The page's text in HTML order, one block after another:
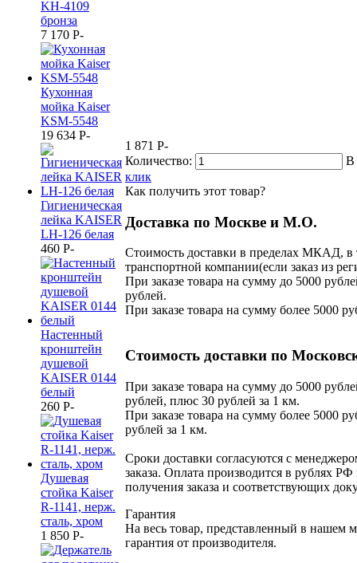
KH-4109
бронза
7 170 P-
Кухонная
мойка Kaiser
KSM-5548
19 634 P-
Гигиеническая
лейка KAISER
LH-126 белая
460 P-
Настенный
кронштейн
душевой
KAISER 0144
белый
260 P-
Душевая
стойка Kaiser
R-1141, нерж.
сталь, хром
1 850 P-
1 871 P-
Количество:
В
клик
Как получить этот товар?
Доставка по Москве и М.О.
Стоимость доставки в пределах МКАД, в
транспортной компании(если заказ из
При заказе товара на сумму до 5000
рублей.
При заказе товара на сумму более 5000
Стоимость доставки по
При заказе товара на сумму до 5000
рублей, плюс 30 рублей за 1 км.
При заказе товара на сумму более 5000
рублей за 1 км.
Сроки доставки согласуются с
заказа. Оплата производится в рублях
получения заказа и соответствующих
Гарантия
На весь товар, представленный в нашем
гарантия от производителя.